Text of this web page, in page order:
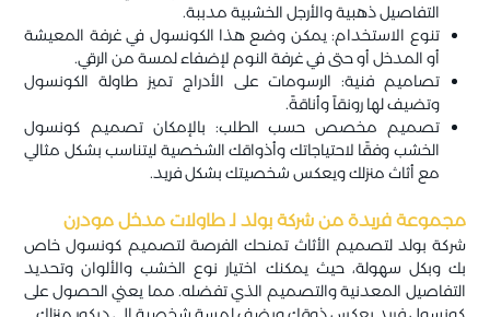
التفاصيل ذهبية والأرجل الخشبية مدببة.
تنوع الاستخدام: يمكن وضع هذا الكونسول في غرفة المعيشة
أو المدخل أو حتى في غرفة النوم لإضفاء لمسة من الرقي.
تصاميم فنية: الرسومات على الأدراج تميز طاولة الكونسول
وتضيف لها رونقاً وأناقةً.
تصميم مخصص حسب الطلب: بالإمكان تصميم كونسول
الخشب وفقًا لاحتياجاتك وأذواقك الشخصية ليتناسب بشكل مثالي
مع أثاث منزلك ويعكس شخصيتك بشكل فريد.
مجموعة فريدة من شركة بولد لـ طاولات مدخل مودرن
شركة بولد لتصميم الأثاث تمنحك الفرصة لتصميم كونسول خاص
بك وبكل سهولة، حيث يمكنك اختيار نوع الخشب والألوان وتحديد
التفاصيل المعدنية والتصميم الذي تفضله. مما يعني الحصول على